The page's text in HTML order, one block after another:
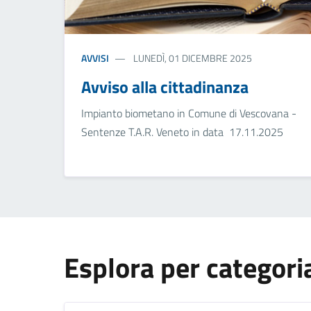
AVVISI LUNEDÌ, 01 DICEMBRE 2025
Avviso alla cittadinanza
Impianto biometano in Comune di Vescovana -
Sentenze T.A.R. Veneto in data 17.11.2025
Esplora per